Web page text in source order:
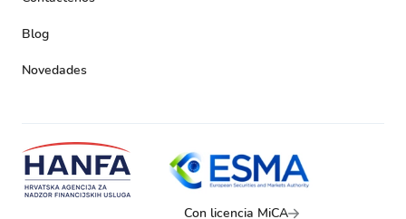
Blog
Novedades
Con licencia MiCA